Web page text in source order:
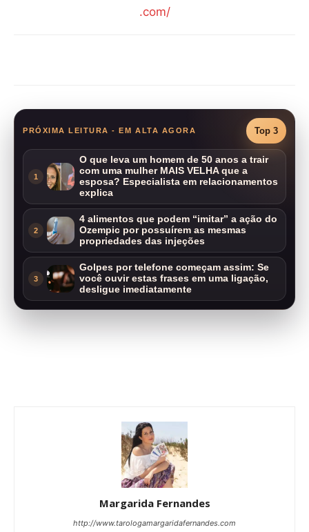
.com/
PRÓXIMA LEITURA - EM ALTA AGORA Top 3
1
O que leva um homem de 50 anos a trair
com uma mulher MAIS VELHA que a
esposa? Especialista em relacionamentos
explica
2
4 alimentos que podem “imitar” a ação do
Ozempic por possuírem as mesmas
propriedades das injeções
3
Golpes por telefone começam assim: Se
você ouvir estas frases em uma ligação,
desligue imediatamente
Margarida Fernandes
http://www.tarologamargaridafernandes.com